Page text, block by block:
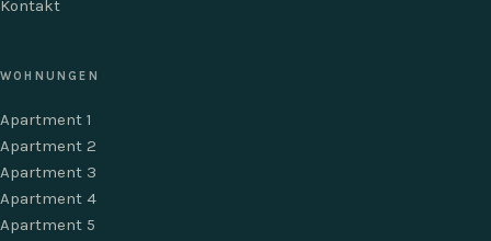
Kontakt
WOHNUNGEN
Apartment 1
Apartment 2
Apartment 3
Apartment 4
Apartment 5